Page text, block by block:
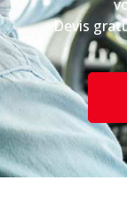
Devis